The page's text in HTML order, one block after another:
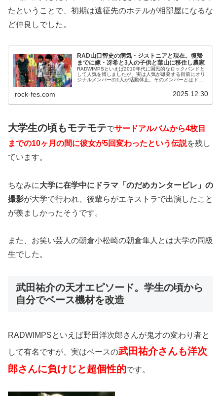
たということで、初期は遠征先のホテルが相部屋になるな
ど仲良しでした。
RAD山口智史の病気・ジストニアと現在。復帰
までに嫁・冴希と3人の子供と葉山に移住し農家
RADWIMPSといえば2010年代に国民的なロックバンドと
して人気を博しましたが、実は人気が爆発する目前にオリ
ジナルメンバーの1人が活動休止。そのメンバーとはドラ
rock-fes.com 2025.12.30
大学生の頃もモテモテでサードアルバムから4枚目
までの10ヶ月の間に彼女が5回変わったという伝説を残し
ています。
ちなみに大学に在学中にドラマ「のだめカンタービレ」の
撮影が大学で行われ、後輩らがエキストラで出演したこと
が羨ましかったそうです。
また、お笑い芸人の朝倉小松崎の朝倉隼人とは大学の同級
生でした。
武田祐介の天才エピソード。学生の頃から
自分でベース機材を改造
RADWIMPSといえば野田洋次郎さんが鬼才の変わり者と
して有名ですが、実はベースの武田祐介さんも洋次
郎さんに負けじと超個性的です。